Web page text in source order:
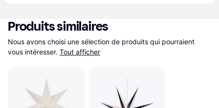
Produits similaires
Nous avons choisi une sélection de produits qui pourraient
vous intéresser. Tout afficher